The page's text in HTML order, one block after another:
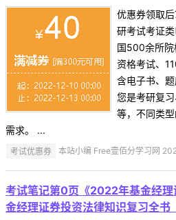
优惠券领取
研考试考证
国500余所
资格考试、
含电子书、
您是考研复
等，不同类
需求。 ...
考试优惠券 本站小编 Free壹佰分学习网
考试笔记第0页《2022年基金经
金经理证券投资法律知识复习全书